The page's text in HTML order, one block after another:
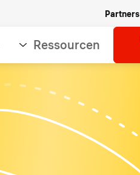
Partners
Ressourcen